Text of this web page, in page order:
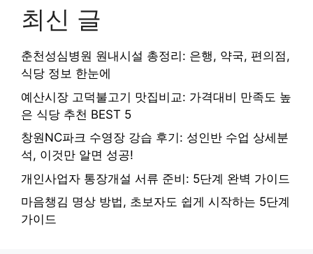
최신 글
춘천성심병원 원내시설 총정리: 은행, 약국, 편의점,
식당 정보 한눈에
예산시장 고덕불고기 맛집비교: 가격대비 만족도 높
은 식당 추천 BEST 5
창원NC파크 수영장 강습 후기: 성인반 수업 상세분
석, 이것만 알면 성공!
개인사업자 통장개설 서류 준비: 5단계 완벽 가이드
마음챙김 명상 방법, 초보자도 쉽게 시작하는 5단계
가이드